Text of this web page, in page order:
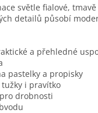
světle fialové,
detailů působí
a přehledné
pastelky a propisky
i pravítko
drobnosti